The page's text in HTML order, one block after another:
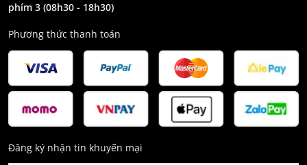
phím 3 (08h30 - 18h30)
Phương thức thanh toán
Đăng ký nhận tin khuyến mại